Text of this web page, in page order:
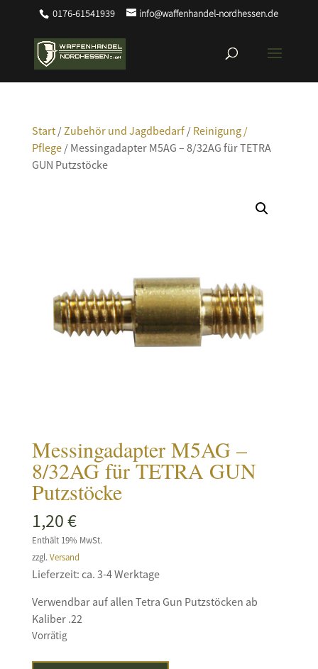
0176-61541939 info@waffenhandel-nordhessen.de
Start/Zubehör und Jagdbedarf/ Reinigung /
Pflege/ Messingadapter M5AG – 8/32AG für TETRA
GUN Putzstöcke
Messingadapter M5AG –
8/32AG für TETRA GUN
Putzstöcke
1,20€
Enthält 19% MwSt.
zzgl.Versand
Lieferzeit: ca. 3-4 Werktage
Verwendbar auf allen Tetra Gun Putzstöcken ab
Kaliber .22
Vorrätig